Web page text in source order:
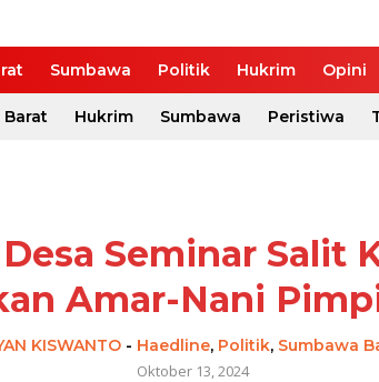
Sumbawa Politik Hukrim Opini
Barat Hukrim Sumbawa Peristiwa
Seminar Salit
Amar-Nani
KISWANTO- Haedline, Politik, Sumbawa
Oktober 13, 2024